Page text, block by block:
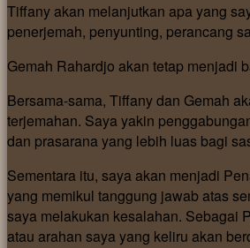
Tiffany akan melanjutkan apa yang
penerjemah, penyunting, perancang
Gemah Rahardjo akan tetap menjadi
Bersama-sama, Tiffany dan Gemah
terjemahan. Saya yakin
dan prasarana yang lebih luas bagi
Sementara itu, saya akan menjadi
yang memikul tanggung jawab atas
saya melakukan kesalahan. Sebagai
atau arahan saya yang keliru akan